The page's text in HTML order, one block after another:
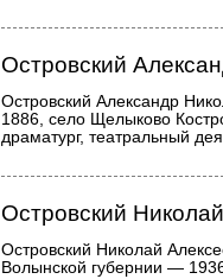
Островский
Островский Александр
1886, село Щелыково
драматург, театральный
Островский
Островский Николай
Волынской губернии —